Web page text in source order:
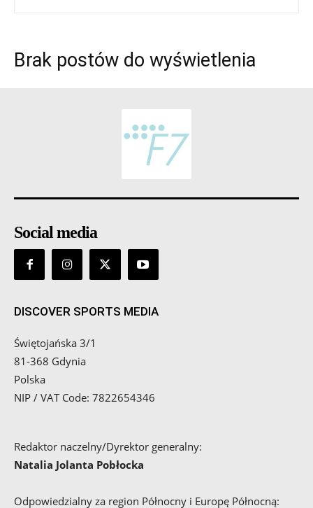
Brak postów do wyświetlenia
Social media
DISCOVER SPORTS MEDIA
Świętojańska 3/1
81-368 Gdynia
Polska
NIP / VAT Code: 7822654346
Redaktor naczelny/Dyrektor generalny:
Natalia Jolanta Pobłocka
Odpowiedzialny za region Północny i Europę Północną: